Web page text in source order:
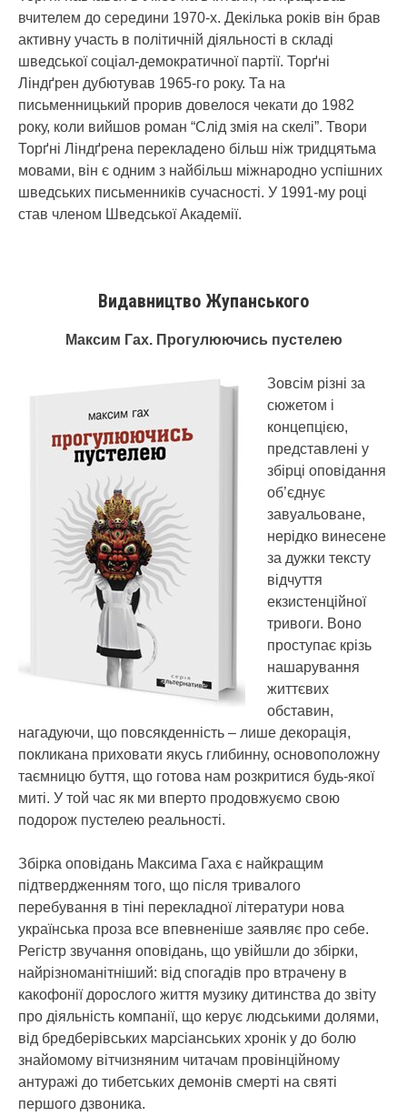
вчителем до середини 1970-х. Декілька років він брав
активну участь в політичній діяльності в складі
шведської соціал-демократичної партії. Торґні
Ліндґрен дубютував 1965-го року. Та на
письменницький прорив довелося чекати до 1982
року, коли вийшов роман “Слід змія на скелі”. Твори
Торґні Ліндґрена перекладено більш ніж тридцятьма
мовами, він є одним з найбільш міжнародно успішних
шведських письменників сучасності. У 1991-му році
став членом Шведської Академії.
Видавництво Жупанського
Максим Гах. Прогулюючись пустелею
Зовсім різні за
сюжетом і
концепцією,
представлені у
збірці оповідання
об’єднує
завуальоване,
нерідко винесене
за дужки тексту
відчуття
екзистенційної
тривоги. Воно
проступає крізь
нашарування
життєвих
обставин,
нагадуючи, що повсякденність – лише декорація,
покликана приховати якусь глибинну, основоположну
таємницю буття, що готова нам розкритися будь-якої
миті. У той час як ми вперто продовжуємо свою
подорож пустелею реальності.
Збірка оповідань Максима Гаха є найкращим
підтвердженням того, що після тривалого
перебування в тіні перекладної літератури нова
українська проза все впевненіше заявляє про себе.
Регістр звучання оповідань, що увійшли до збірки,
найрізноманітніший: від спогадів про втрачену в
какофонії дорослого життя музику дитинства до звіту
про діяльність компанії, що керує людськими долями,
від бредберівських марсіанських хронік у до болю
знайомому вітчизняним читачам провінційному
антуражі до тибетських демонів смерті на святі
першого дзвоника.